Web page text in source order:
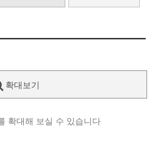
확대보기
확대해 보실 수 있습니다